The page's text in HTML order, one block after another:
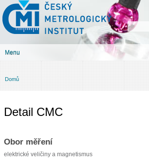
obsahu
Český
metrologický
institut
Menu
Jste zde
Domů
Detail CMC
Obor měření
elektrické veličiny a magnetismus